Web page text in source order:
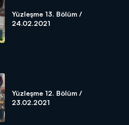
Yüzleşme 13. Bölüm /
24.02.2021
Yüzleşme 12. Bölüm /
23.02.2021